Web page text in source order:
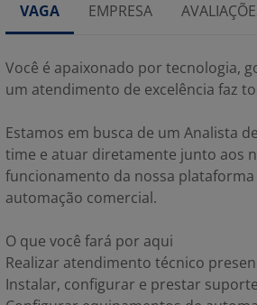
VAGA EMPRESA
Você é apaixonado por tecnologia,
um atendimento de excelência faz
Estamos em busca de um Analista
time e atuar diretamente junto aos
funcionamento da nossa
automação comercial.
O que você fará por aqui
Realizar atendimento técnico
Instalar, configurar e prestar